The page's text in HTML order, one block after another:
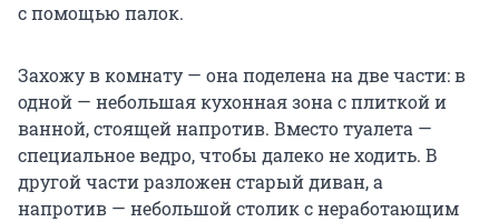
с помощью палок.
Захожу в комнату — она поделена на две части: в
одной — небольшая кухонная зона с плиткой и
ванной, стоящей напротив. Вместо туалета —
специальное ведро, чтобы далеко не ходить. В
другой части разложен старый диван, а
напротив — небольшой столик с неработающим